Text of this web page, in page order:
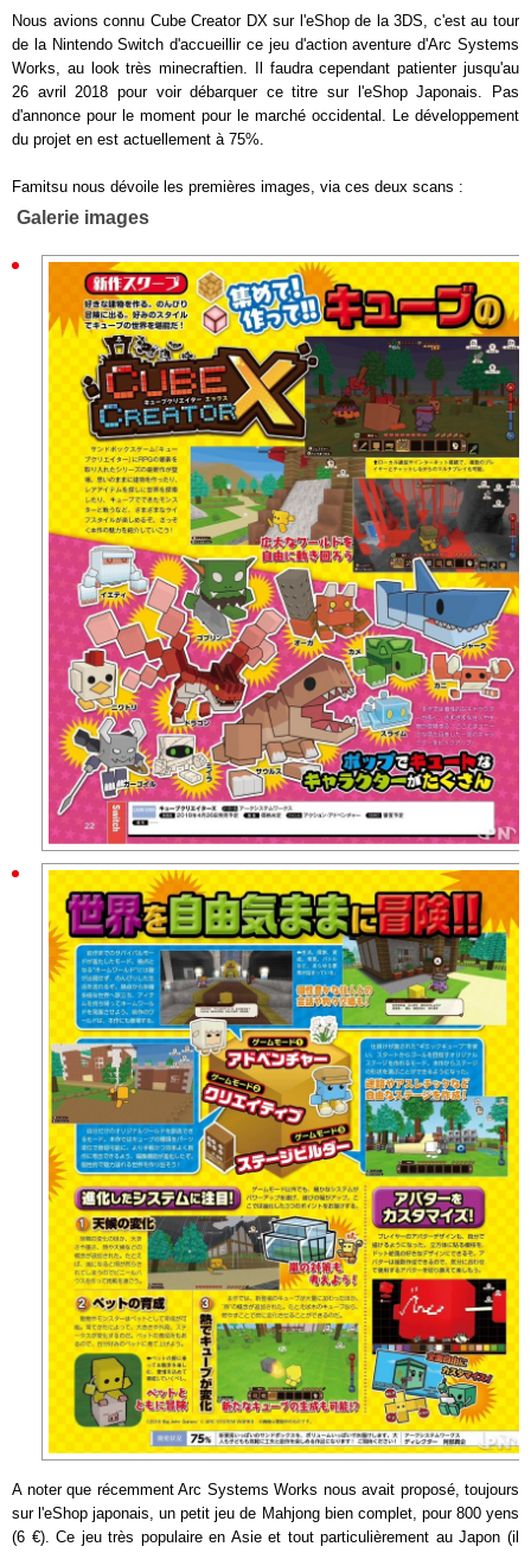
Nous avions connu Cube Creator DX sur l'eShop de la 3DS, c'est au tour
de la Nintendo Switch d'accueillir ce jeu d'action aventure d'Arc Systems
Works, au look très minecraftien. Il faudra cependant patienter jusqu'au
26 avril 2018 pour voir débarquer ce titre sur l'eShop Japonais. Pas
d'annonce pour le moment pour le marché occidental. Le développement
du projet en est actuellement à 75%.
Famitsu nous dévoile les premières images, via ces deux scans :
Galerie images
A noter que récemment Arc Systems Works nous avait proposé, toujours
sur l'eShop japonais, un petit jeu de Mahjong bien complet, pour 800 yens
(6 €). Ce jeu très populaire en Asie et tout particulièrement au Japon (il